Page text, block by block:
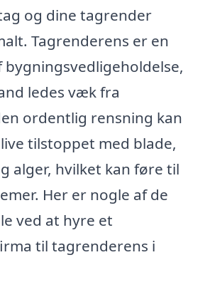
og dine tagrender
Tagrenderens er en
bygningsvedligeholdelse,
ledes væk fra
ordentlig rensning kan
tilstoppet med blade,
alger, hvilket kan føre til
Her er nogle af de
ved at hyre et
til tagrenderens i